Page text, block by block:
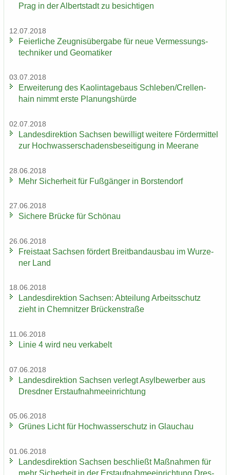
Prag in der Al­bert­stadt zu be­sich­ti­gen
12.07.2018
Fei­er­li­che Zeug­nis­über­ga­be für neue Ver­mes­sungs­
tech­ni­ker und Geo­ma­ti­ker
03.07.2018
Er­wei­te­rung des Kao­lin­ta­ge­baus Schle­ben/Crel­len­
hain nimmt erste Pla­nungs­hür­de
02.07.2018
Lan­des­di­rek­ti­on Sach­sen be­wil­ligt wei­te­re För­der­mit­tel
zur Hoch­was­ser­scha­dens­be­sei­ti­gung in Meer­a­ne
28.06.2018
Mehr Si­cher­heit für Fuß­gän­ger in Bors­ten­dorf
27.06.2018
Si­che­re Brü­cke für Schön­au
26.06.2018
Frei­staat Sach­sen för­dert Breit­band­aus­bau im Wur­ze­
ner Land
18.06.2018
Lan­des­di­rek­ti­on Sach­sen: Ab­tei­lung Ar­beits­schutz
zieht in Chem­nit­zer Brü­cken­stra­ße
11.06.2018
Linie 4 wird neu ver­ka­belt
07.06.2018
Lan­des­di­rek­ti­on Sach­sen ver­legt Asyl­be­wer­ber aus
Dresd­ner Erst­auf­nah­me­ein­rich­tung
05.06.2018
Grü­nes Licht für Hoch­was­ser­schutz in Glauch­au
01.06.2018
Lan­des­di­rek­ti­on Sach­sen be­schließt Maß­nah­men für
mehr Si­cher­heit in der Erst­auf­nah­me­ein­rich­tung Dres­